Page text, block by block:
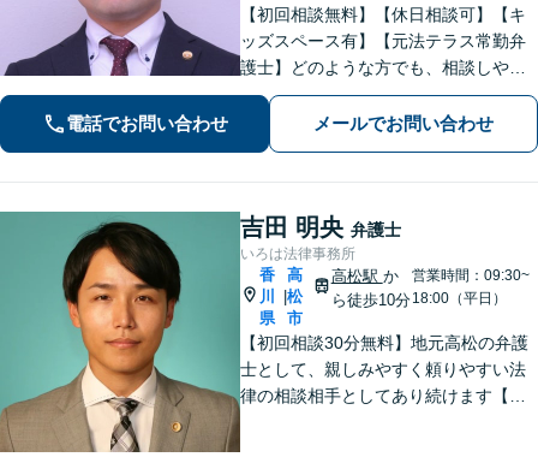
【初回相談無料】【休日相談可】【キ
ッズスペース有】【元法テラス常勤弁
護士】どのような方でも、相談しやす
い環境を整えています。依頼者様に寄
り添った対応を心がけています。【離
婚・男女問題】DV被害へ積極的に対
電話でお問い合わせ メールでお問い合わせ
吉田 明央 弁護士
いろは法律事務所
香
川
県
|
高
松
市
高松駅 か
ら徒歩10分
営業時間：09:30~
18:00（平日）
【初回相談30分無料】地元高松の弁護
士として、親しみやすく頼りやすい法
律の相談相手としてあり続けます【相